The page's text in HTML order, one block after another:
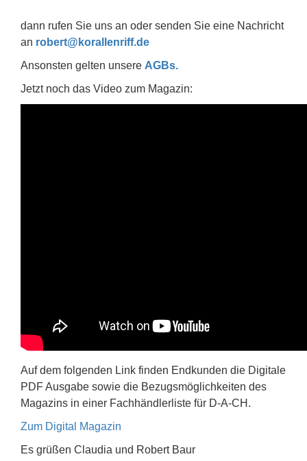
dann rufen Sie uns an oder senden Sie eine Nachricht
an robert@korallenriff.de
Ansonsten gelten unsere AGBs.
Jetzt noch das Video zum Magazin:
Auf dem folgenden Link finden Endkunden die Digitale
PDF Ausgabe sowie die Bezugsmöglichkeiten des
Magazins in einer Fachhändlerliste für D-A-CH.
Zum Digital Magazin
Es grüßen Claudia und Robert Baur